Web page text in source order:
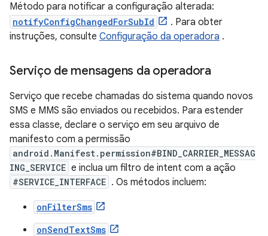
Método para notificar a configuração alterada:
notifyConfigChangedForSubId
. Para obter
instruções, consulte Configuração da operadora .
Serviço de mensagens da operadora
Serviço que recebe chamadas do sistema quando novos
SMS e MMS são enviados ou recebidos. Para estender
essa classe, declare o serviço em seu arquivo de
manifesto com a permissão
android.Manifest.permission#BIND_CARRIER_MESSAG
ING_SERVICE e inclua um filtro de intent com a ação
#SERVICE_INTERFACE . Os métodos incluem:
onFilterSms
onSendTextSms